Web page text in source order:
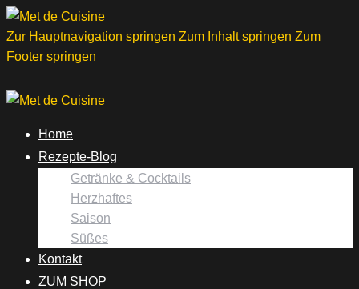
Zur Hauptnavigation springen Zum Inhalt springen Zum
Footer springen
Home
Rezepte-Blog
Getränke & Cocktails
Herzhaftes
Saison
Süßes
Kontakt
ZUM SHOP